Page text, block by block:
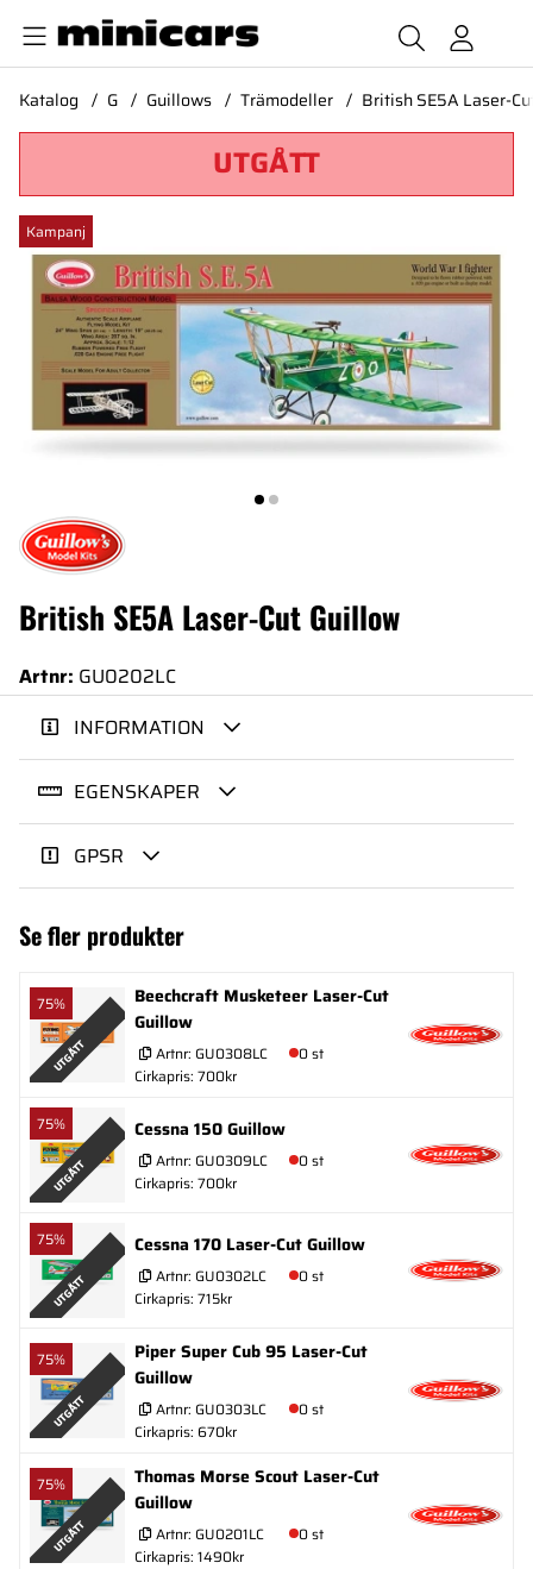
Katalog G Guillows Trämodeller British SE5A Laser-
UTGÅTT
Kampanj
Produktbilder British SE5A Laser-Cut Guillow
British SE5A Laser-Cut Guillow
Artnr: GU0202LC
INFORMATION
EGENSKAPER
GPSR
Se fler produkter
75%
UTGÅTT
Beechcraft Musketeer Laser-Cut
Guillow
Artnr: GU0308LC
0 st
Cirkapris: 700kr
75%
UTGÅTT
Cessna 150 Guillow
Artnr: GU0309LC
0 st
Cirkapris: 700kr
75%
UTGÅTT
Cessna 170 Laser-Cut Guillow
Artnr: GU0302LC
0 st
Cirkapris: 715kr
75%
UTGÅTT
Piper Super Cub 95 Laser-Cut
Guillow
Artnr: GU0303LC
0 st
Cirkapris: 670kr
75%
UTGÅTT
Thomas Morse Scout Laser-Cut
Guillow
Artnr: GU0201LC
0 st
Cirkapris: 1490kr